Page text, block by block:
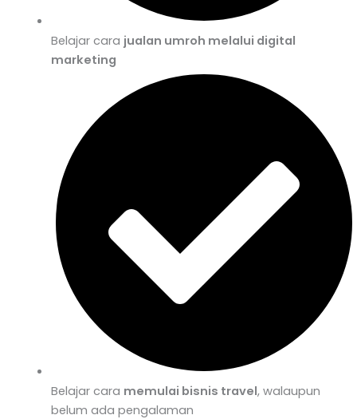
Belajar cara jualan umroh melalui digital
marketing
Belajar cara memulai bisnis travel, walaupun
belum ada pengalaman